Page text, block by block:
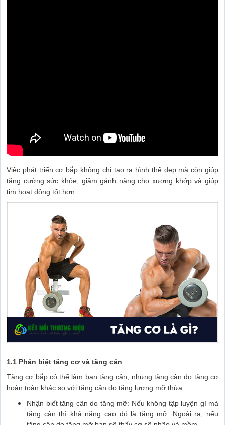
Việc phát triển cơ bắp không chỉ tạo ra hình thể đẹp mà còn giúp
tăng cường sức khỏe, giảm gánh nặng cho xương khớp và giúp
tim hoạt động tốt hơn.
1.1 Phân biệt tăng cơ và tăng cân
Tăng cơ bắp có thể làm bạn tăng cân, nhưng tăng cân do tăng cơ
hoàn toàn khác so với tăng cân do tăng lượng mỡ thừa.
Nhận biết tăng cân do tăng mỡ: Nếu không tập luyện gì mà
tăng cân thì khả năng cao đó là tăng mỡ. Ngoài ra, nếu